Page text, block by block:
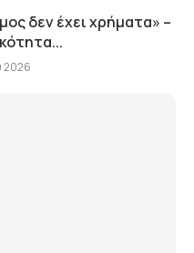
δεν έχει χρήματα» –
2026